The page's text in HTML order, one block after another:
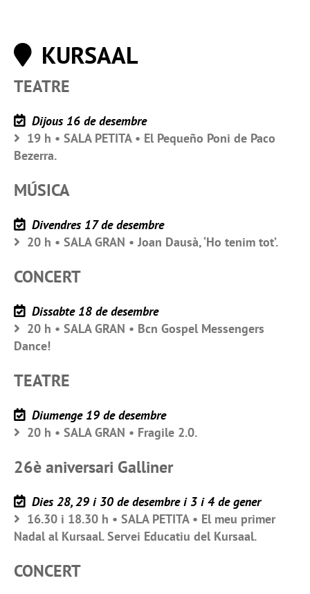
KURSAAL
TEATRE
Dijous 16 de desembre
19 h • SALA PETITA • El Pequeño Poni de Paco
Bezerra.
MÚSICA
Divendres 17 de desembre
20 h • SALA GRAN • Joan Dausà, ‘Ho tenim tot’.
CONCERT
Dissabte 18 de desembre
20 h • SALA GRAN • Bcn Gospel Messengers
Dance!
TEATRE
Diumenge 19 de desembre
20 h • SALA GRAN • Fragile 2.0.
26è aniversari Galliner
Dies 28, 29 i 30 de desembre i 3 i 4 de gener
16.30 i 18.30 h • SALA PETITA • El meu primer
Nadal al Kursaal. Servei Educatiu del Kursaal.
CONCERT